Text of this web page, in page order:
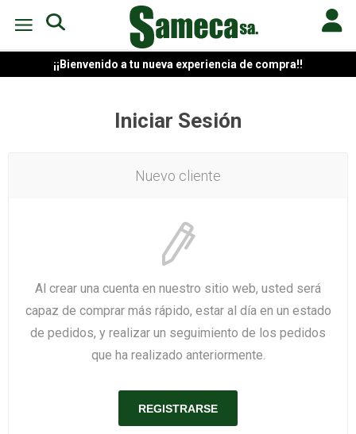
¡¡Bienvenido a tu nueva experiencia de compra!!
Iniciar Sesión
Nuevo cliente
Al crear una cuenta en nuestro sitio web, usted será
capaz de comprar más rápido, estar al día en un estado
de pedidos, y realizar un seguimiento de los pedidos
que ha realizado anteriormente.